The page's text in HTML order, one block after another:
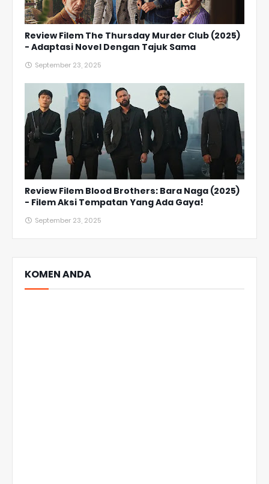
Review Filem The Thursday Murder Club (2025)
- Adaptasi Novel Dengan Tajuk Sama
September 23, 2025
Review Filem Blood Brothers: Bara Naga (2025)
- Filem Aksi Tempatan Yang Ada Gaya!
September 23, 2025
KOMEN ANDA